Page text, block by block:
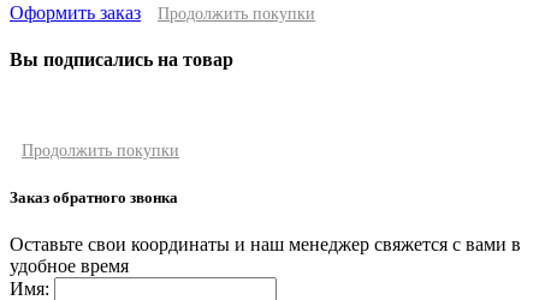
Оформить заказ Продолжить покупки
Вы подписались на товар
Продолжить покупки
Заказ обратного звонка
Оставьте свои координаты и наш менеджер свяжется с вами в
удобное время
Имя: